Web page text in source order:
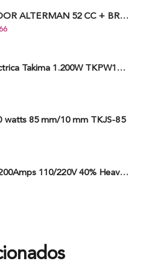
COMBO AHOYADOR ALTERMAN 52 CC + BROCA DE 20 CM X 80 CM + BROCA DE 15 CM X 80 CM
Hidrolavadora Eléctrica Takima 1.200W TKPW1200-13
watts 85 mm/10 mm TKJS-85
Soldador Inverter 200Amps 110/220V 40% Heavy Duty (Hd) Tkwi-200-C